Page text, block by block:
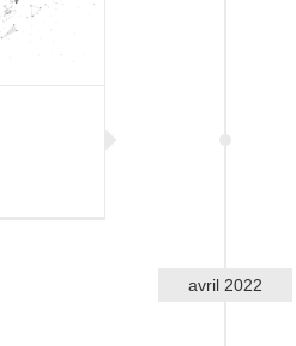
avril 2022